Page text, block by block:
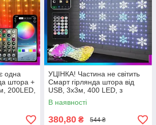
одна
штора +
200LED,
УЦІНКА! Частина не світить
Смарт гірлянда штора від
USB, 3x3м, 400 LED, з
пультом, Різнокольорова /
Новорічна гірлянда на вікно
В наявності
380,80 ₴ 544 ₴